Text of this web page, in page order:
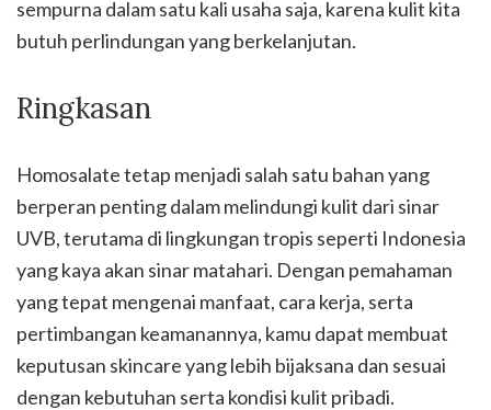
sempurna dalam satu kali usaha saja, karena kulit kita
butuh perlindungan yang berkelanjutan.
Ringkasan
Homosalate tetap menjadi salah satu bahan yang
berperan penting dalam melindungi kulit dari sinar
UVB, terutama di lingkungan tropis seperti Indonesia
yang kaya akan sinar matahari. Dengan pemahaman
yang tepat mengenai manfaat, cara kerja, serta
pertimbangan keamanannya, kamu dapat membuat
keputusan skincare yang lebih bijaksana dan sesuai
dengan kebutuhan serta kondisi kulit pribadi.